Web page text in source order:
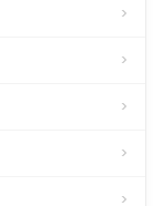
›
›
›
›
›